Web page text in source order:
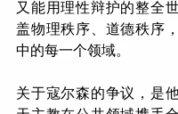
又能用理性辩护的整全
盖物理秩序、道德秩序
中的每一个领域。
关于寇尔森的争议，是